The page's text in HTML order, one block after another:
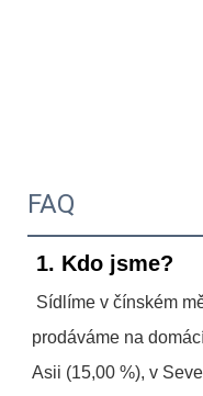
FAQ
1. Kdo jsme?
Sídlíme v čínském
prodáváme na
Asii (15,00 %), v